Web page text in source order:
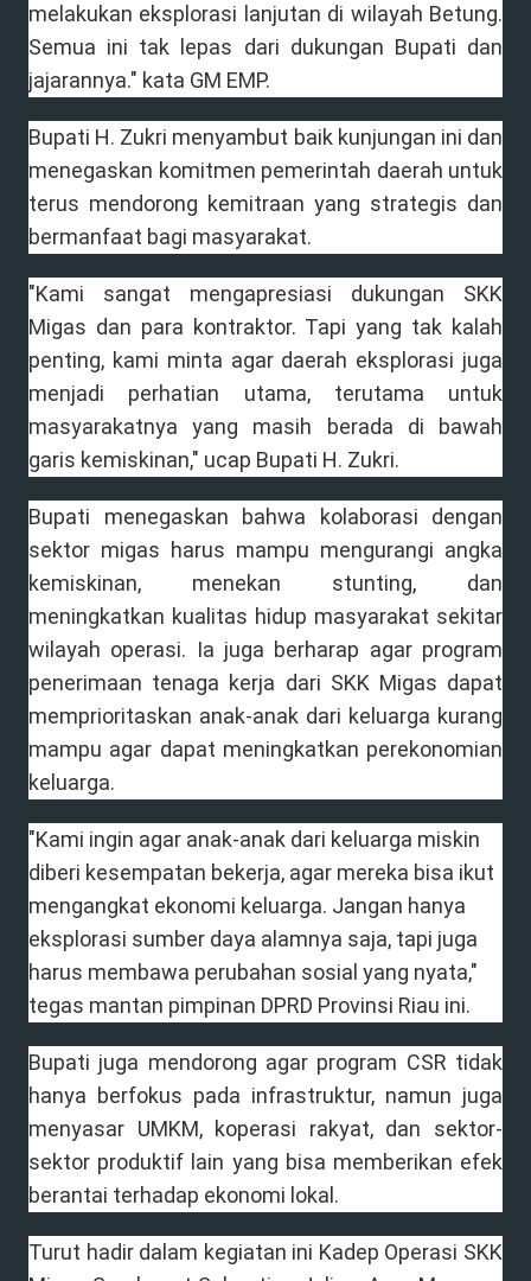
melakukan eksplorasi lanjutan di wilayah Betung.
Semua ini tak lepas dari dukungan Bupati dan
jajarannya." kata GM EMP.
Bupati H. Zukri menyambut baik kunjungan ini dan
menegaskan komitmen pemerintah daerah untuk
terus mendorong kemitraan yang strategis dan
bermanfaat bagi masyarakat.
"Kami sangat mengapresiasi dukungan SKK
Migas dan para kontraktor. Tapi yang tak kalah
penting, kami minta agar daerah eksplorasi juga
menjadi perhatian utama, terutama untuk
masyarakatnya yang masih berada di bawah
garis kemiskinan," ucap Bupati H. Zukri.
Bupati menegaskan bahwa kolaborasi dengan
sektor migas harus mampu mengurangi angka
kemiskinan, menekan stunting, dan
meningkatkan kualitas hidup masyarakat sekitar
wilayah operasi. Ia juga berharap agar program
penerimaan tenaga kerja dari SKK Migas dapat
memprioritaskan anak-anak dari keluarga kurang
mampu agar dapat meningkatkan perekonomian
keluarga.
"Kami ingin agar anak-anak dari keluarga miskin
diberi kesempatan bekerja, agar mereka bisa ikut
mengangkat ekonomi keluarga. Jangan hanya
eksplorasi sumber daya alamnya saja, tapi juga
harus membawa perubahan sosial yang nyata,"
tegas mantan pimpinan DPRD Provinsi Riau ini.
Bupati juga mendorong agar program CSR tidak
hanya berfokus pada infrastruktur, namun juga
menyasar UMKM, koperasi rakyat, dan sektor-
sektor produktif lain yang bisa memberikan efek
berantai terhadap ekonomi lokal.
Turut hadir dalam kegiatan ini Kadep Operasi SKK